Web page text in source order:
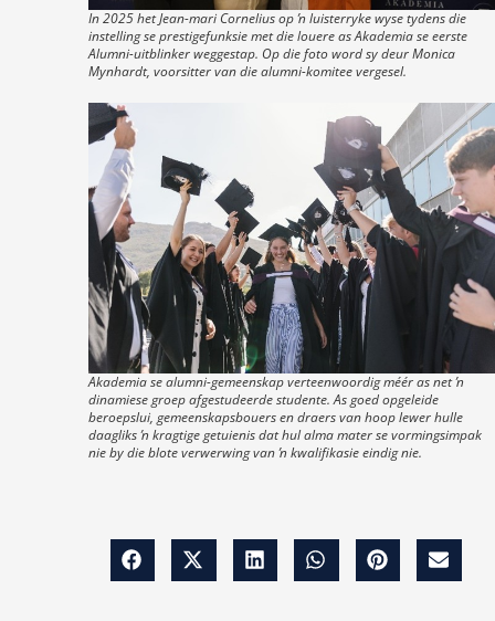
In 2025 het Jean-mari Cornelius op ŉ luisterryke wyse tydens die
instelling se prestigefunksie met die louere as Akademia se eerste
Alumni-uitblinker weggestap. Op die foto word sy deur Monica
Mynhardt, voorsitter van die alumni-komitee vergesel.
Akademia se alumni-gemeenskap verteenwoordig méér as net ŉ
dinamiese groep afgestudeerde studente. As goed opgeleide
beroepslui, gemeenskapsbouers en draers van hoop lewer hulle
daagliks ŉ kragtige getuienis dat hul alma mater se vormingsimpak
nie by die blote verwerwing van ŉ kwalifikasie eindig nie.